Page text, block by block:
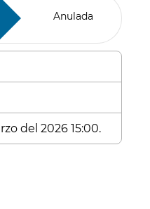
Anulada
del 2026 15:00.